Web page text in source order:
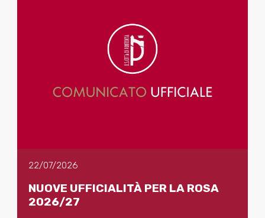
22/07/2026
NUOVE UFFICIALITÀ PER LA ROSA
2026/27